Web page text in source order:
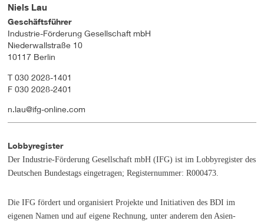
Niels Lau
Geschäftsführer
Industrie-Förderung Gesellschaft mbH
Niederwallstraße 10
10117 Berlin
T 030 2028-1401
F 030 2028-2401
n.lau@ifg-online.com
Lobbyregister
Der Industrie-Förderung Gesellschaft mbH (IFG) ist im Lobbyregister des
Deutschen Bundestags eingetragen; Registernummer: R000473.
Die IFG fördert und organisiert Projekte und Initiativen des BDI im
eigenen Namen und auf eigene Rechnung, unter anderem den Asien-